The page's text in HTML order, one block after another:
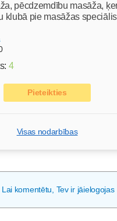
pēcdzemdību masāža,
klubā pie masāžas
4
Pieteikties
Visas nodarbības
Lai komentētu, Tev ir jāielogojas